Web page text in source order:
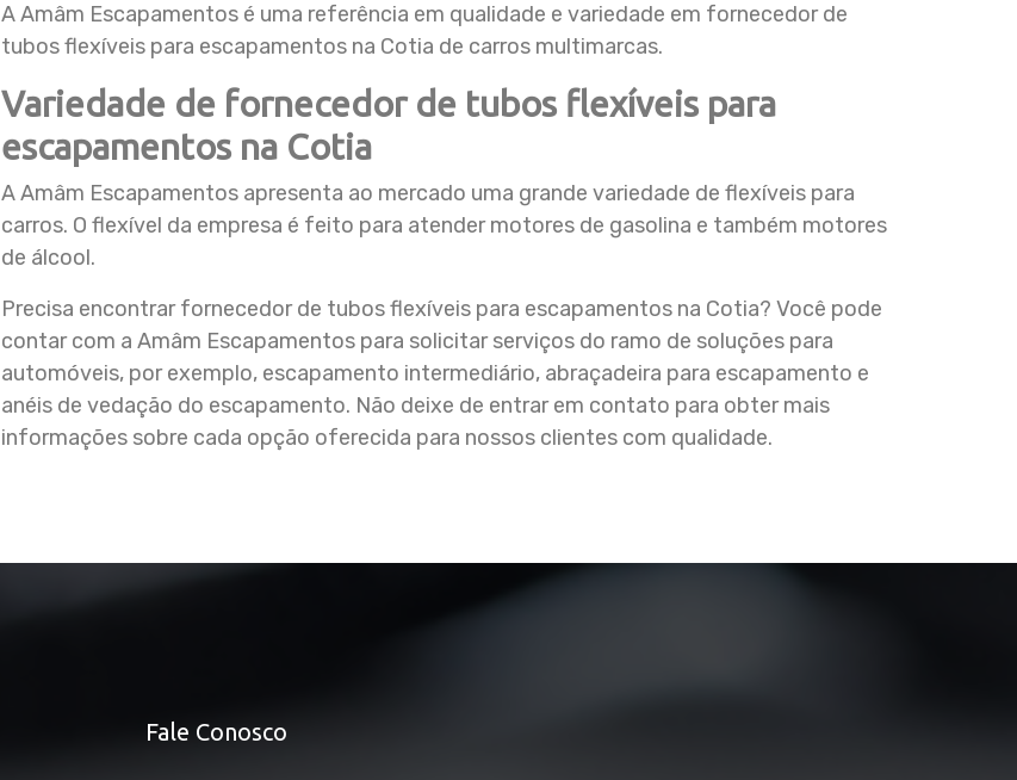
A Amâm Escapamentos é uma referência em qualidade e variedade em fornecedor de
tubos flexíveis para escapamentos na Cotia de carros multimarcas.
Variedade de fornecedor de tubos flexíveis para
escapamentos na Cotia
A Amâm Escapamentos apresenta ao mercado uma grande variedade de flexíveis para
carros. O flexível da empresa é feito para atender motores de gasolina e também motores
de álcool.
Precisa encontrar fornecedor de tubos flexíveis para escapamentos na Cotia? Você pode
contar com a Amâm Escapamentos para solicitar serviços do ramo de soluções para
automóveis, por exemplo, escapamento intermediário, abraçadeira para escapamento e
anéis de vedação do escapamento. Não deixe de entrar em contato para obter mais
informações sobre cada opção oferecida para nossos clientes com qualidade.
Fale Conosco